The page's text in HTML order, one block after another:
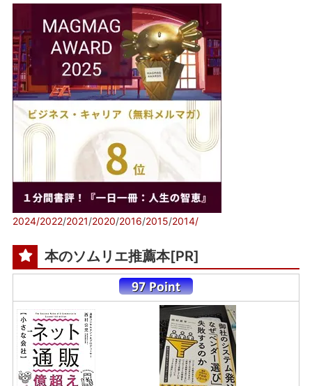
2024/2022/2021/2020/2016/2015/2014/
本のソムリエ推薦本[PR]